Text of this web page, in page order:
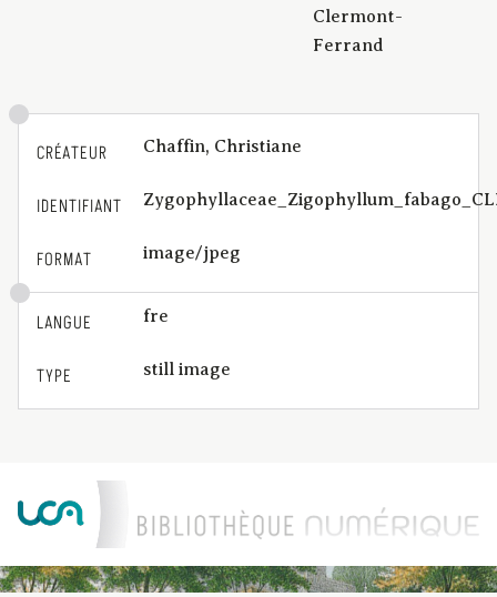
Clermont-
Ferrand
CRÉATEUR Chaffin, Christiane
IDENTIFIANT
FORMAT image/jpeg
LANGUE fre
TYPE still image